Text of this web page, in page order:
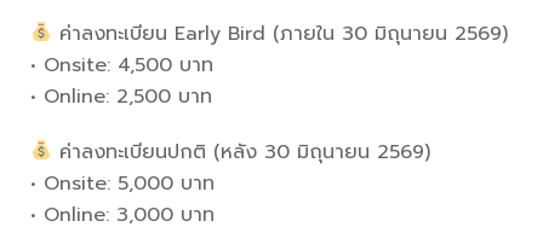
ค่าลงทะเบียน Early Bird (ภายใน 30 มิถุนายน 2569)
• Onsite: 4,500 บาท
• Online: 2,500 บาท
ค่าลงทะเบียนปกติ (หลัง 30 มิถุนายน 2569)
• Onsite: 5,000 บาท
• Online: 3,000 บาท